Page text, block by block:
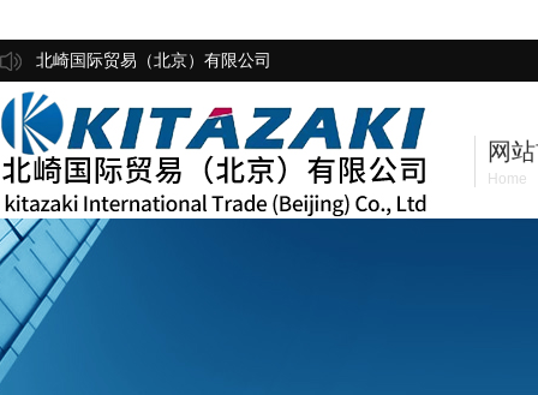
北崎国际贸易（北京）有限公司
网
Home